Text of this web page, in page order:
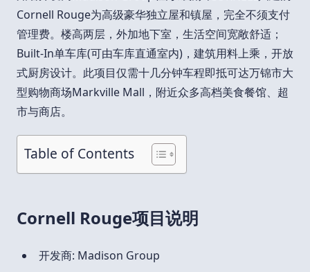
Cornell Rouge为高级豪华独立屋和镇屋，完全不须支付
管理费。楼高两层，外加地下室，生活空间宽敞舒适；
Built-In单车库(可由车库直通室内)，建筑用料上乘，开放
式厨房设计。此项目仅需十几分钟车程即抵可达万锦市大
型购物商场Markville Mall，附近众多高档美食餐馆、超
市与商店。
Table of Contents
Cornell Rouge项目说明
开发商: Madison Group